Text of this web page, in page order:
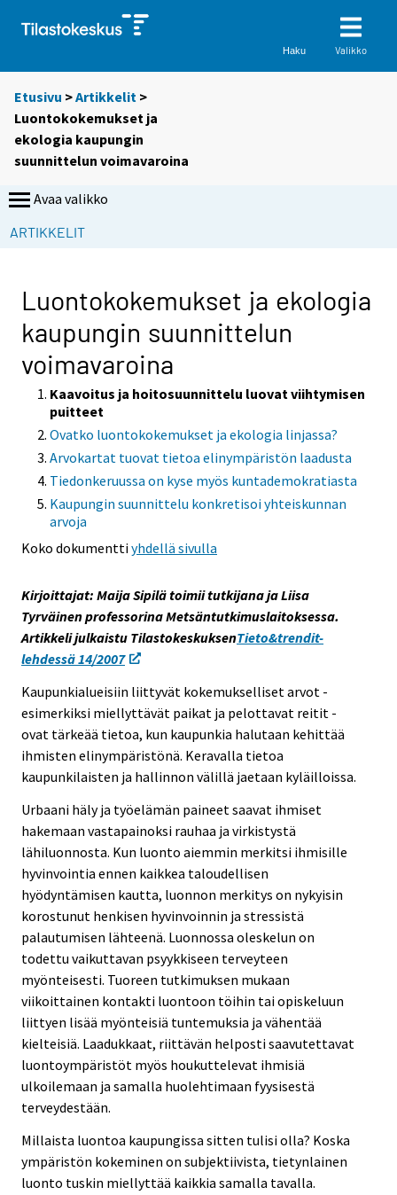
Haku Valikko
Etusivu >Artikkelit >
Luontokokemukset ja
ekologia kaupungin
suunnittelun voimavaroina
Avaa valikko
ARTIKKELIT
Luontokokemukset ja ekologia
kaupungin suunnittelun
voimavaroina
Kaavoitus ja hoitosuunnittelu luovat viihtymisen
puitteet
Ovatko luontokokemukset ja ekologia linjassa?
Arvokartat tuovat tietoa elinympäristön laadusta
Tiedonkeruussa on kyse myös kuntademokratiasta
Kaupungin suunnittelu konkretisoi yhteiskunnan
arvoja
Koko dokumenttiyhdellä sivulla
Kirjoittajat: Maija Sipilä toimii tutkijana ja Liisa
Tyrväinen professorina Metsäntutkimuslaitoksessa.
Artikkeli julkaistu TilastokeskuksenTieto&trendit-
lehdessä 14/2007
Kaupunkialueisiin liittyvät kokemukselliset arvot -
esimerkiksi miellyttävät paikat ja pelottavat reitit -
ovat tärkeää tietoa, kun kaupunkia halutaan kehittää
ihmisten elinympäristönä. Keravalla tietoa
kaupunkilaisten ja hallinnon välillä jaetaan kyläilloissa.
Urbaani häly ja työelämän paineet saavat ihmiset
hakemaan vastapainoksi rauhaa ja virkistystä
lähiluonnosta. Kun luonto aiemmin merkitsi ihmisille
hyvinvointia ennen kaikkea taloudellisen
hyödyntämisen kautta, luonnon merkitys on nykyisin
korostunut henkisen hyvinvoinnin ja stressistä
palautumisen lähteenä. Luonnossa oleskelun on
todettu vaikuttavan psyykkiseen terveyteen
myönteisesti. Tuoreen tutkimuksen mukaan
viikoittainen kontakti luontoon töihin tai opiskeluun
liittyen lisää myönteisiä tuntemuksia ja vähentää
kielteisiä. Laadukkaat, riittävän helposti saavutettavat
luontoympäristöt myös houkuttelevat ihmisiä
ulkoilemaan ja samalla huolehtimaan fyysisestä
terveydestään.
Millaista luontoa kaupungissa sitten tulisi olla? Koska
ympäristön kokeminen on subjektiivista, tietynlainen
luonto tuskin miellyttää kaikkia samalla tavalla.